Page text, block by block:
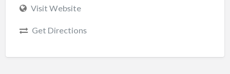
Visit Website
Get Directions